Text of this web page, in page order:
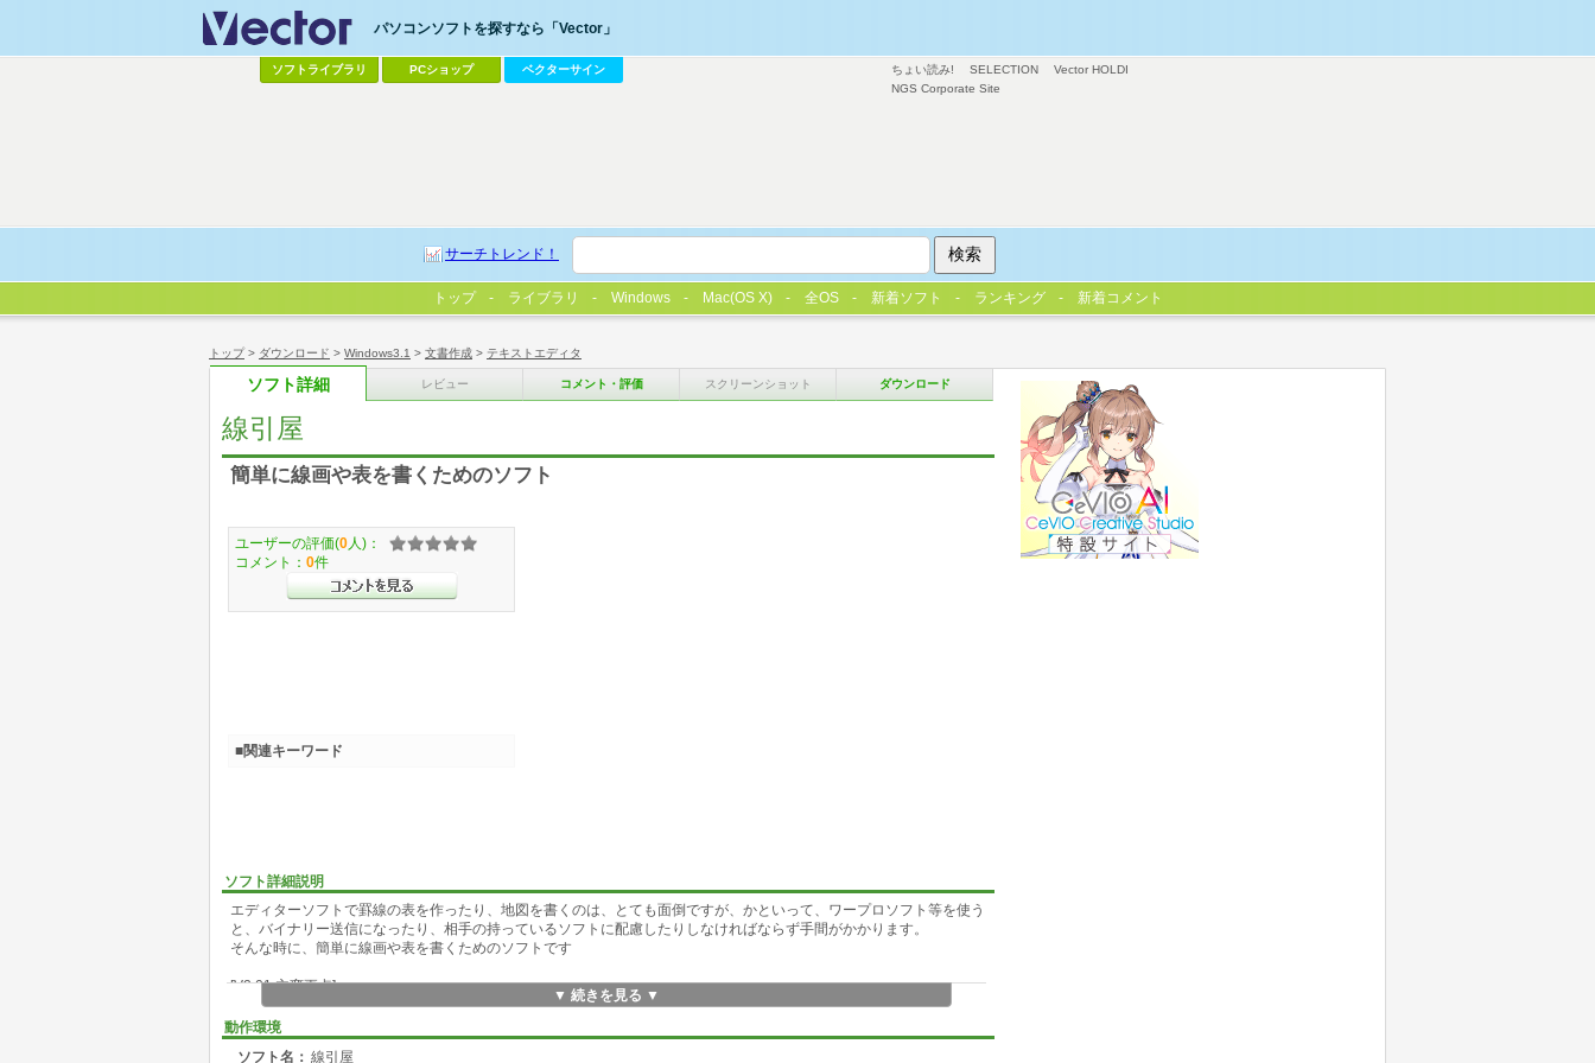
トップ> ダウンロード > Windows3.1 > 文書作成 > テキストエディタ
ソフト詳細 レビュー コメント・評価 スクリーンショット ダウンロード
線引屋
簡単に線画や表を書くためのソフト
ソフト詳細説明
エディターソフトで罫線の表を作ったり、地図を書くのは、とても面倒ですが、かといって、ワープロソフト等を使う
と、バイナリー送信になったり、相手の持っているソフトに配慮したりしなければならず手間がかかります。
そんな時に、簡単に線画や表を書くためのソフトです
[V2.01 主変更点]
基本的にV2.00のバグ修正です。
･ 半角文字が飛び飛びに入力されるバグの修正
･ カーソルキーを使った線画作成機能のバグ修正 (線を消す時、押下するキーの組み合わせが ALT+CTRLに変更になりま
▼ 続きを見る ▼
動作環境
ソフト名： 線引屋
ユーザーの評価(0 人)：
コメント： 0件
■関連キーワード
ちょい読み! SELECTION
Vector HOLDI
NGS Corporate Site
パソコンソフトを探すなら「Vector」
ソフトライブラリ PCショップ ベクターサイン
サーチトレンド！
トップ ライブラリ Windows Mac(OS X) 全OS 新着ソフト ランキング 新着コメント